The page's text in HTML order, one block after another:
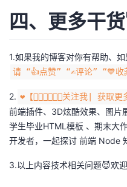
四、更多干
1.如果我的博客对你有帮助、如
请 “👍点赞” “✍️评论” “💙收
2. ❤️【👇🏻👇🏻👇🏻关注我| 获取
前端插件、3D炫酷效果、图片
学生毕业HTML模板 、期末大
开发者，一起探讨 前端 Node
3.以上内容技术相关问题😈欢迎一